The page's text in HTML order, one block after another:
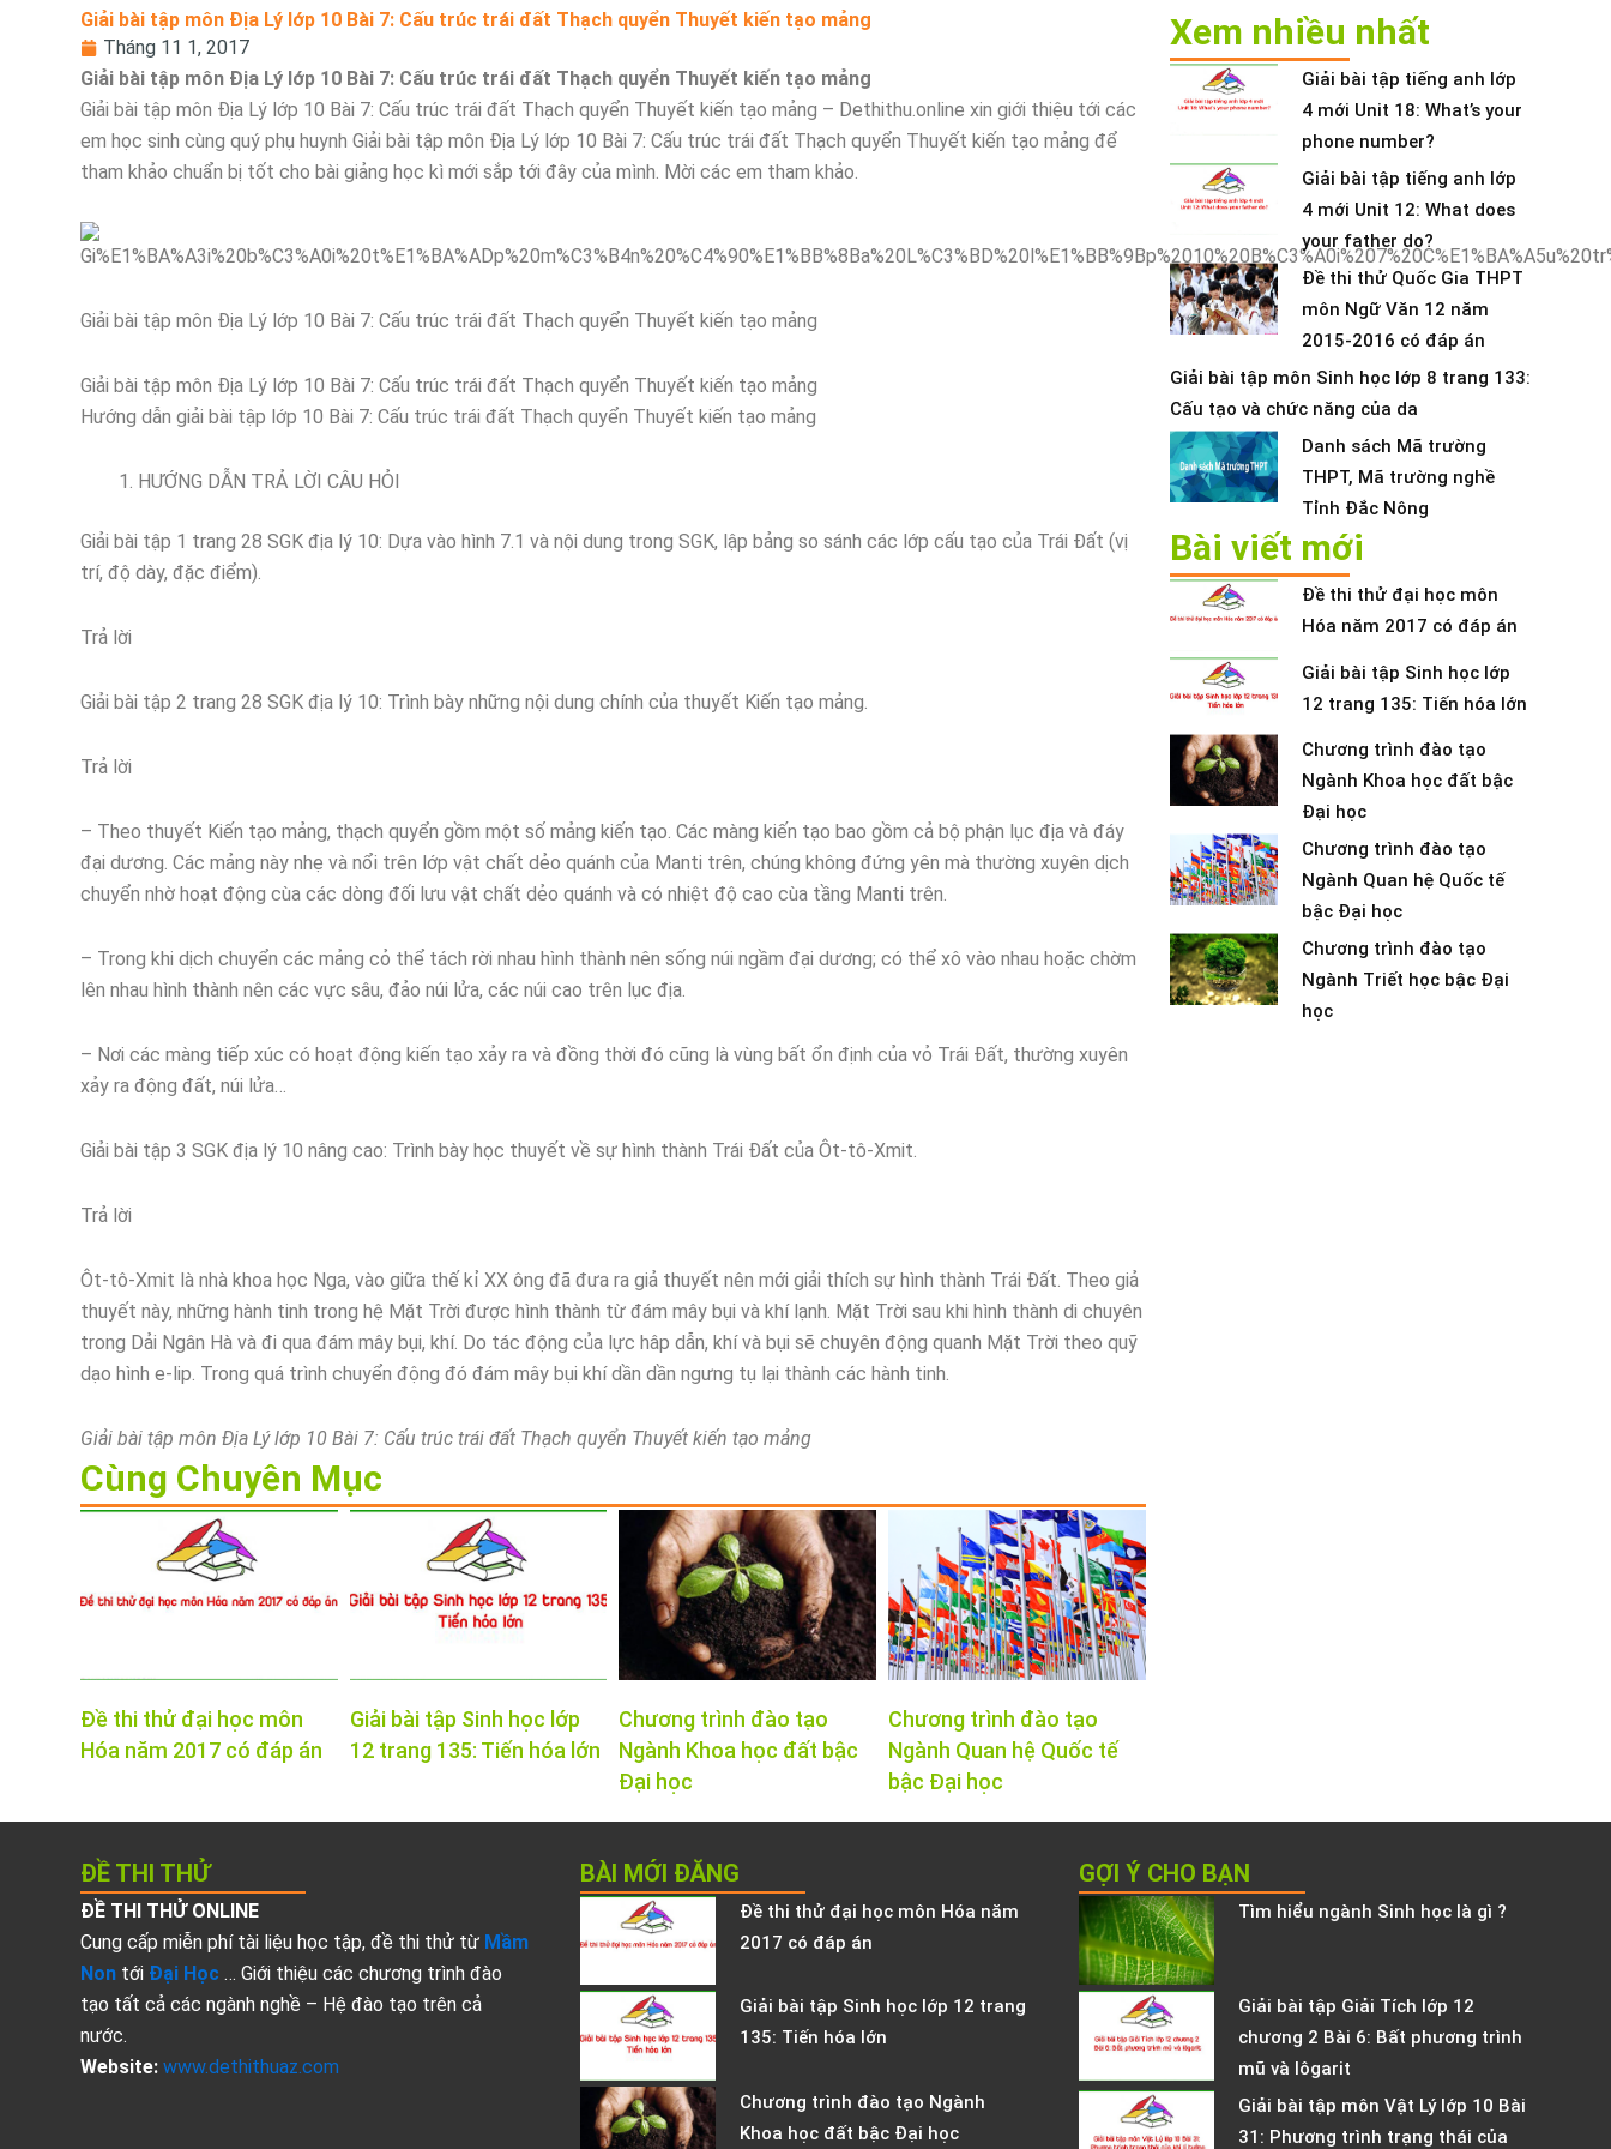
Giải bài tập môn Địa Lý lớp 10 Bài 7: Cấu trúc trái đất Thạch quyển Thuyết kiến tạo mảng
Tháng 11 1, 2017
Giải bài tập môn Địa Lý lớp 10 Bài 7: Cấu trúc trái đất Thạch quyển Thuyết kiến tạo mảng
Giải bài tập môn Địa Lý lớp 10 Bài 7: Cấu trúc trái đất Thạch quyển Thuyết kiến tạo mảng – Dethithu.online xin giới thiệu tới các
em học sinh cùng quý phụ huynh Giải bài tập môn Địa Lý lớp 10 Bài 7: Cấu trúc trái đất Thạch quyển Thuyết kiến tạo mảng để
tham khảo chuẩn bị tốt cho bài giảng học kì mới sắp tới đây của mình. Mời các em tham khảo.
Giải bài tập môn Địa Lý lớp 10 Bài 7: Cấu trúc trái đất Thạch quyển Thuyết kiến tạo mảng
Giải bài tập môn Địa Lý lớp 10 Bài 7: Cấu trúc trái đất Thạch quyển Thuyết kiến tạo mảng
Hướng dẫn giải bài tập lớp 10 Bài 7: Cấu trúc trái đất Thạch quyển Thuyết kiến tạo mảng
HƯỚNG DẪN TRẢ LỜI CÂU HỎI
Giải bài tập 1 trang 28 SGK địa lý 10: Dựa vào hình 7.1 và nội dung trong SGK, lập bảng so sánh các lớp cấu tạo của Trái Đất (vị
trí, độ dày, đặc điểm).
Trả lời
Giải bài tập 2 trang 28 SGK địa lý 10: Trình bày những nội dung chính của thuyết Kiến tạo mảng.
Trả lời
– Theo thuyết Kiến tạo mảng, thạch quyển gồm một số mảng kiến tạo. Các màng kiến tạo bao gồm cả bộ phận lục địa và đáy
đại dương. Các mảng này nhẹ và nổi trên lớp vật chất dẻo quánh của Manti trên, chúng không đứng yên mà thường xuyên dịch
chuyển nhờ hoạt động cùa các dòng đối lưu vật chất dẻo quánh và có nhiệt độ cao cùa tầng Manti trên.
– Trong khi dịch chuyển các mảng cỏ thể tách rời nhau hình thành nên sống núi ngầm đại dương; có thể xô vào nhau hoặc chờm
lên nhau hình thành nên các vực sâu, đảo núi lửa, các núi cao trên lục địa.
– Nơi các màng tiếp xúc có hoạt động kiến tạo xảy ra và đồng thời đó cũng là vùng bất ổn định của vỏ Trái Đất, thường xuyên
xảy ra động đất, núi lửa…
Giải bài tập 3 SGK địa lý 10 nâng cao: Trình bày học thuyết về sự hình thành Trái Đất của Ôt-tô-Xmit.
Trả lời
Ôt-tô-Xmit là nhà khoa học Nga, vào giữa thế kỉ XX ông đã đưa ra giả thuyết nên mới giải thích sự hình thành Trái Đất. Theo giả
thuyết này, những hành tinh trong hệ Mặt Trời được hình thành từ đám mây bụi và khí lạnh. Mặt Trời sau khi hình thành di chuyên
trong Dải Ngân Hà và đi qua đám mây bụi, khí. Do tác động của lực hâp dẫn, khí và bụi sẽ chuyên động quanh Mặt Trời theo quỹ
dạo hình e-lip. Trong quá trình chuyển động đó đám mây bụi khí dần dần ngưng tụ lại thành các hành tinh.
Giải bài tập môn Địa Lý lớp 10 Bài 7: Cấu trúc trái đất Thạch quyển Thuyết kiến tạo mảng
Cùng Chuyên Mục
Đề thi thử đại học môn
Hóa năm 2017 có đáp án
Giải bài tập Sinh học lớp
12 trang 135: Tiến hóa lớn
Chương trình đào tạo
Ngành Khoa học đất bậc
Đại học
Chương trình đào tạo
Ngành Quan hệ Quốc tế
bậc Đại học
Xem nhiều nhất
Giải bài tập tiếng anh lớp
4 mới Unit 18: What’s your
phone number?
Giải bài tập tiếng anh lớp
4 mới Unit 12: What does
your father do?
Đề thi thử Quốc Gia THPT
môn Ngữ Văn 12 năm
2015-2016 có đáp án
Giải bài tập môn Sinh học lớp 8 trang 133:
Cấu tạo và chức năng của da
Danh sách Mã trường
THPT, Mã trường nghề
Tỉnh Đắc Nông
Bài viết mới
Đề thi thử đại học môn
Hóa năm 2017 có đáp án
Giải bài tập Sinh học lớp
12 trang 135: Tiến hóa lớn
Chương trình đào tạo
Ngành Khoa học đất bậc
Đại học
Chương trình đào tạo
Ngành Quan hệ Quốc tế
bậc Đại học
Chương trình đào tạo
Ngành Triết học bậc Đại
học
ĐỀ THI THỬ
ĐỀ THI THỬ ONLINE
Cung cấp miễn phí tài liệu học tập, đề thi thử từ Mầm
Non tới Đại Học … Giới thiệu các chương trình đào
tạo tất cả các ngành nghề – Hệ đào tạo trên cả
nước.
Website: www.dethithuaz.com
BÀI MỚI ĐĂNG
Đề thi thử đại học môn Hóa năm
2017 có đáp án
Giải bài tập Sinh học lớp 12 trang
135: Tiến hóa lớn
Chương trình đào tạo Ngành
Khoa học đất bậc Đại học
GỢI Ý CHO BẠN
Tìm hiểu ngành Sinh học là gì ?
Giải bài tập Giải Tích lớp 12
chương 2 Bài 6: Bất phương trình
mũ và lôgarit
Giải bài tập môn Vật Lý lớp 10 Bài
31: Phương trình trạng thái của